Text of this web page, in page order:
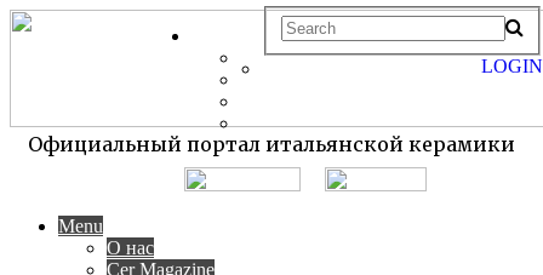
Официальный портал итальянской керамики
Menu
О нас
Cer Magazine
LOGIN